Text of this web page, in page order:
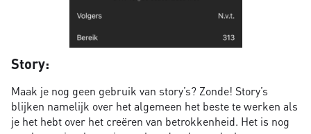
Story:
Maak je nog geen gebruik van story’s? Zonde! Story’s
blijken namelijk over het algemeen het beste te werken als
je het hebt over het creëren van betrokkenheid. Het is nog